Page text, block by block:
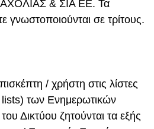
& ΣΙΑ ΕΕ. Τα
γνωστοποιούνται σε τρίτους.
/ χρήστη στις λίστες
των Ενημερωτικών
Δικτύου ζητούνται τα εξής